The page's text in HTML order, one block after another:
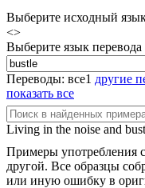
Выберите исходный
<>
Выберите язык перевода
Переводы: все1 другие
показать все
Living in the noise and
Примеры употребления
другой. Все образцы
или иную ошибку в